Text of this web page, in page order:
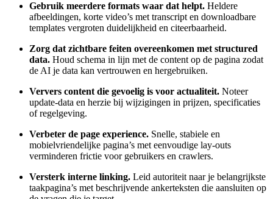
Gebruik meerdere formats waar dat helpt. Heldere
afbeeldingen, korte video’s met transcript en downloadbare
templates vergroten duidelijkheid en citeerbaarheid.
Zorg dat zichtbare feiten overeenkomen met structured
data. Houd schema in lijn met de content op de pagina zodat
de AI je data kan vertrouwen en hergebruiken.
Ververs content die gevoelig is voor actualiteit. Noteer
update-data en herzie bij wijzigingen in prijzen, specificaties
of regelgeving.
Verbeter de page experience. Snelle, stabiele en
mobielvriendelijke pagina’s met eenvoudige lay-outs
verminderen frictie voor gebruikers en crawlers.
Versterk interne linking. Leid autoriteit naar je belangrijkste
taakpagina’s met beschrijvende ankerteksten die aansluiten op